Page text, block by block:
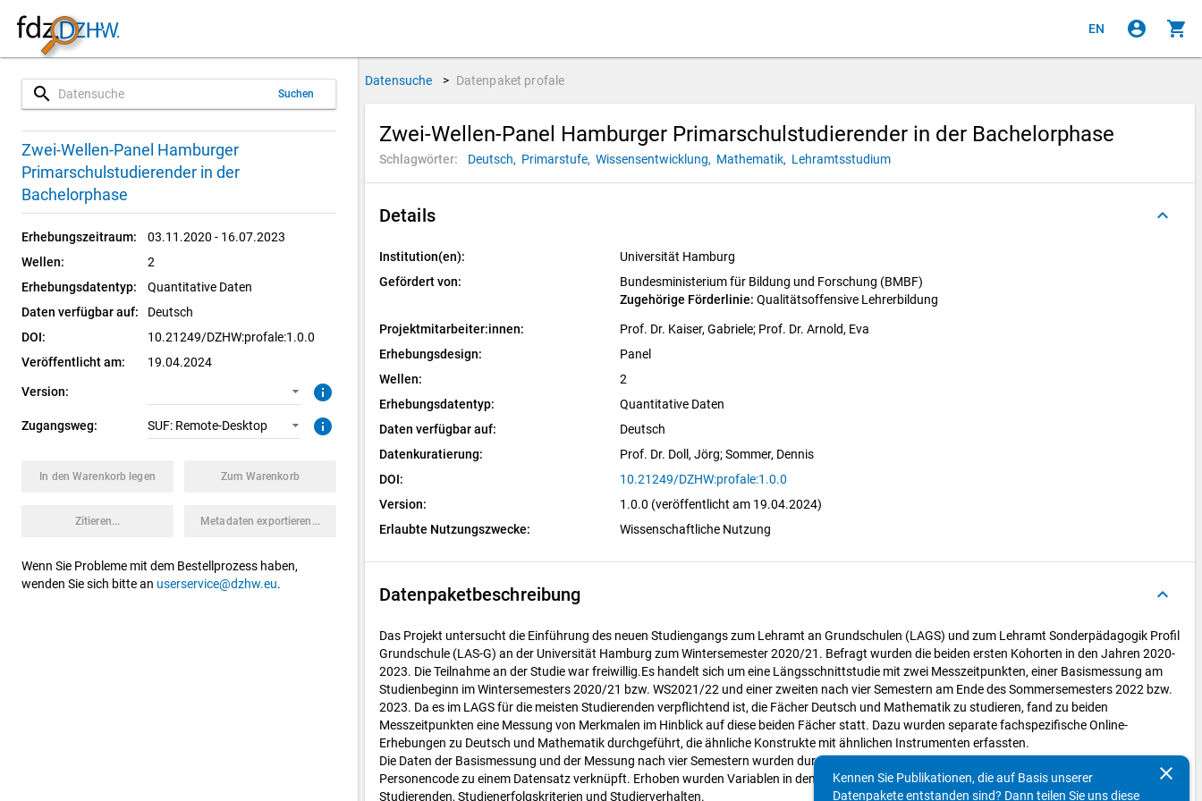
EN account_circle shopping_cart
search Suchen
Zwei-Wellen-Panel Hamburger
Primarschulstudierender in der
Bachelorphase
Erhebungszeitraum:
03.11.2020 - 16.07.2023
Wellen:
2
Erhebungsdatentyp:
Quantitative Daten
Daten verfügbar auf:
Deutsch
DOI:
10.21249/DZHW:profale:1.0.0
Veröffentlicht am:
19.04.2024
Version:
1.0.0 (aktuell)
info
Zugangsweg: SUF: Remote-Desktop
SUF: Remote-Desktop
info
In den Warenkorb legen Zum Warenkorb
Zitieren... Metadaten exportieren...
Wenn Sie Probleme mit dem Bestellprozess haben,
wenden Sie sich bitte an userservice@dzhw.eu.
Datensuche > Datenpaket profale
Zwei-Wellen-Panel Hamburger Primarschulstudierender in der Bachelorphase
Schlagwörter: Deutsch, Primarstufe, Wissensentwicklung, Mathematik, Lehramtsstudium
Details keyboard_arrow_up
Institution(en):
Universität Hamburg
Gefördert von:
Bundesministerium für Bildung und Forschung (BMBF)
Zugehörige Förderlinie: Qualitätsoffensive Lehrerbildung
Projektmitarbeiter:innen: Prof. Dr. Kaiser, Gabriele; Prof. Dr. Arnold, Eva
Erhebungsdesign:
Panel
Wellen:
2
Erhebungsdatentyp:
Quantitative Daten
Daten verfügbar auf:
Deutsch
Datenkuratierung:
Prof. Dr. Doll, Jörg; Sommer, Dennis
DOI:
10.21249/DZHW:profale:1.0.0
Version:
1.0.0 (veröffentlicht am 19.04.2024)
Erlaubte Nutzungszwecke:
Wissenschaftliche Nutzung
Datenpaketbeschreibung keyboard_arrow_up
Das Projekt untersucht die Einführung des neuen Studiengangs zum Lehramt an Grundschulen (LAGS) und zum Lehramt Sonderpädagogik Profil
Grundschule (LAS-G) an der Universität Hamburg zum Wintersemester 2020/21. Befragt wurden die beiden ersten Kohorten in den Jahren 2020-
2023. Die Teilnahme an der Studie war freiwillig.Es handelt sich um eine Längsschnittstudie mit zwei Messzeitpunkten, einer Basismessung am
Studienbeginn im Wintersemesters 2020/21 bzw. WS2021/22 und einer zweiten nach vier Semestern am Ende des Sommersemesters 2022 bzw.
2023. Da es im LAGS für die meisten Studierenden verpflichtend ist, die Fächer Deutsch und Mathematik zu studieren, fand zu beiden
Messzeitpunkten eine Messung von Merkmalen im Hinblick auf diese beiden Fächer statt. Dazu wurden separate fachspezifische Online-
Erhebungen zu Deutsch und Mathematik durchgeführt, die ähnliche Konstrukte mit ähnlichen Instrumenten erfassten.
Die Daten der Basismessung und der Messung nach vier Semestern wurden durch einen von den Studierenden generierten anonymen
Personencode zu einem Datensatz verknüpft. Erhoben wurden Variablen in den Bereichen soziodemografische Merkmale, Studienpotenzial der
Studierenden, Studienerfolgskriterien und Studierverhalten.
clear
Kennen Sie Publikationen, die auf Basis unserer
Datenpakete entstanden sind? Dann teilen Sie uns diese